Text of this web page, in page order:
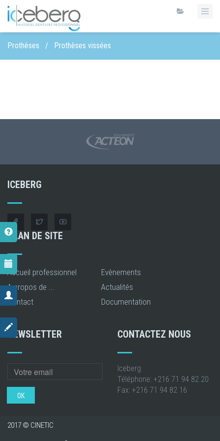
Prothèses / Prothèses vissées
ICEBERG
PLAN DE SITE
Accueil professionnel
A propos de ...
Contact
Evènements
Actualités
Documentation
NEWSLETTER
OK
CONTACTEZ NOUS
Iceberg
Téléphone: +216 71 94 82 20
Fax: +216 71 94 82 16
2017 © CINETIC